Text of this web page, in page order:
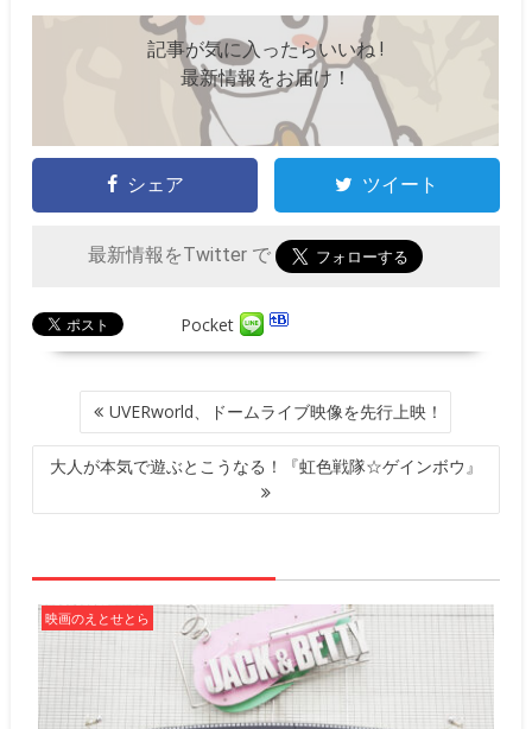
記事が気に入ったらいいね !
最新情報をお届け！
シェア ツイート
最新情報をTwitter で
Pocket
ナ
ビ
ゲ
ョ
ン
UVERworld、ドームライブ映像を先行上映！
大人が本気で遊ぶとこうなる！『虹色戦隊☆ゲインボウ』
映画のえとせとら